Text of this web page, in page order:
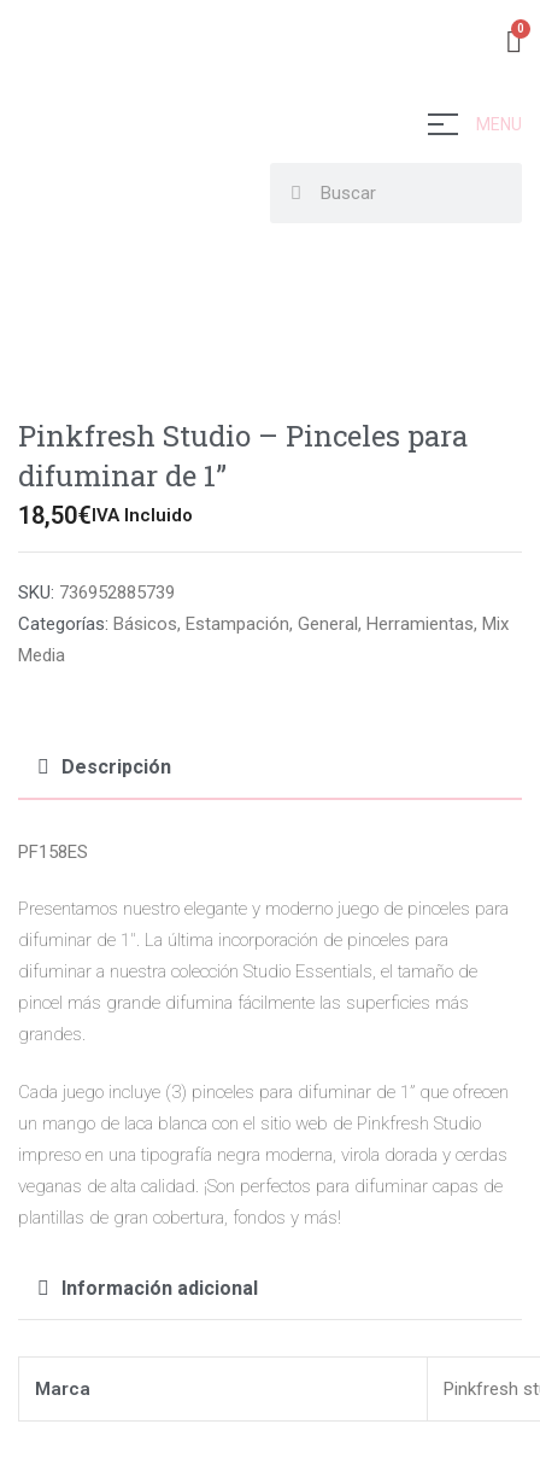
MENU
Pinkfresh Studio – Pinceles para
difuminar de 1”
18,50€IVA Incluido
SKU: 736952885739
Categorías: Básicos, Estampación, General, Herramientas, Mix
Media
Descripción
PF158ES
Presentamos nuestro elegante y moderno juego de pinceles para
difuminar de 1″. La última incorporación de pinceles para
difuminar a nuestra colección Studio Essentials, el tamaño de
pincel más grande difumina fácilmente las superficies más
grandes.
Cada juego incluye (3) pinceles para difuminar de 1” que ofrecen
un mango de laca blanca con el sitio web de Pinkfresh Studio
impreso en una tipografía negra moderna, virola dorada y cerdas
veganas de alta calidad. ¡Son perfectos para difuminar capas de
plantillas de gran cobertura, fondos y más!
Información adicional
Marca Pinkfresh